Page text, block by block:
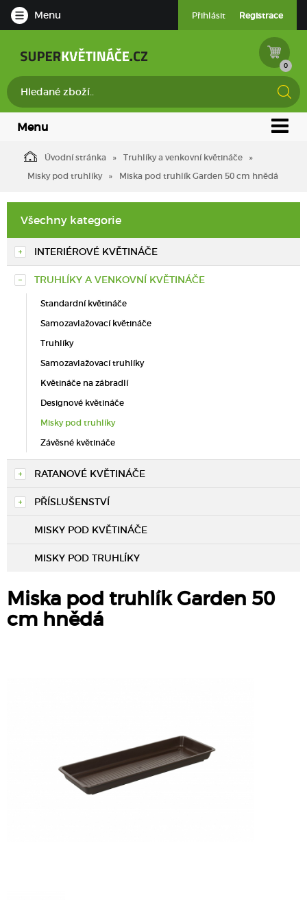
Menu Přihlásit Registrace
0
Menu
Úvodní stránka
Truhlíky a venkovní květináče
Misky pod truhlíky
Miska pod truhlík Garden 50 cm hnědá
Všechny kategorie
INTERIÉROVÉ KVĚTINÁČE
TRUHLÍKY A VENKOVNÍ KVĚTINÁČE
Standardní květináče
Samozavlažovací květináče
Truhlíky
Samozavlažovací truhlíky
Květináče na zábradlí
Designové květináče
Misky pod truhlíky
Závěsné květináče
RATANOVÉ KVĚTINÁČE
PŘÍSLUŠENSTVÍ
MISKY POD KVĚTINÁČE
MISKY POD TRUHLÍKY
Miska pod truhlík Garden 50
cm hnědá